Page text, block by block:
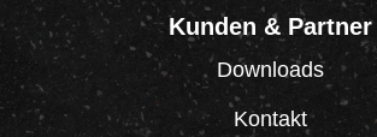
Kunden & Partner
Downloads
Kontakt